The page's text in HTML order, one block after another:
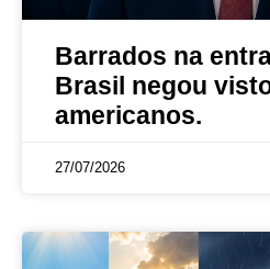
Barrados na
Brasil negou
americanos.
27/07/2026